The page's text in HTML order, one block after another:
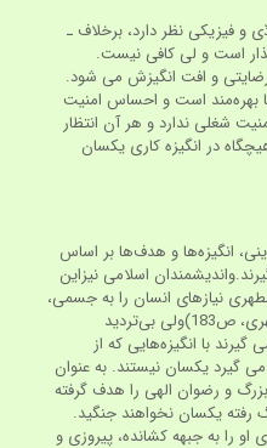
و فیزیکی نظر دارد، برخلاف ـ
است و لی کافی نیست.
و افت انگیزش می شود.
بهره‌مند است و احساس امنیت
شغلی ندارد و هر آن انتظار
در انگیزه کاری یکسان
انگیزه‌ها و هدف‌ها بر اساس
اسلامی نیزاین
نیازهای انسان را به جسمی،
روحی واجتماعی تقسیم می کند.(مطهری، ص183)ولی بی‌تردید
با انگیزه‌هایی که از
گیرد یکسان نیستند. به عنوان
و رضوان الهی را هدف گرفته
یکسان نخواهند جنگید.
را به جبهه کشانده، پیروزی و